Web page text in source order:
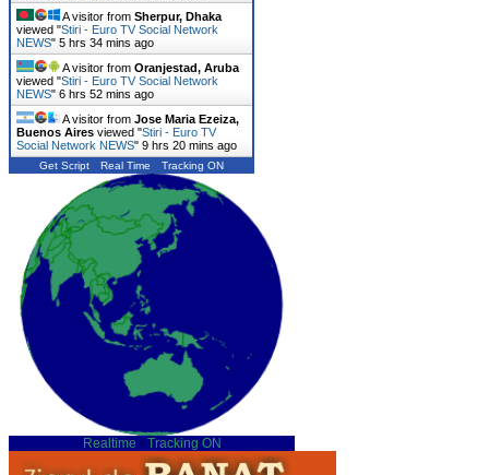
A visitor from Sherpur, Dhaka
viewed "Stiri - Euro TV Social Network
NEWS" 5 hrs 34 mins ago
A visitor from Oranjestad, Aruba
viewed "Stiri - Euro TV Social Network
NEWS" 6 hrs 52 mins ago
A visitor from Jose Maria Ezeiza,
Buenos Aires viewed "Stiri - Euro TV
Social Network NEWS" 9 hrs 20 mins ago
Get Script Real Time Tracking ON
Realtime - Tracking ON